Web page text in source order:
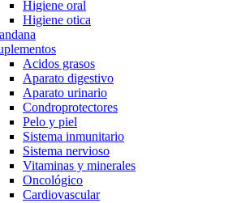
Higiene oral
Higiene otica
Acidos grasos
Aparato digestivo
Aparato urinario
Condroprotectores
Pelo y piel
Sistema inmunitario
Sistema nervioso
Vitaminas y minerales
Oncológico
Cardiovascular